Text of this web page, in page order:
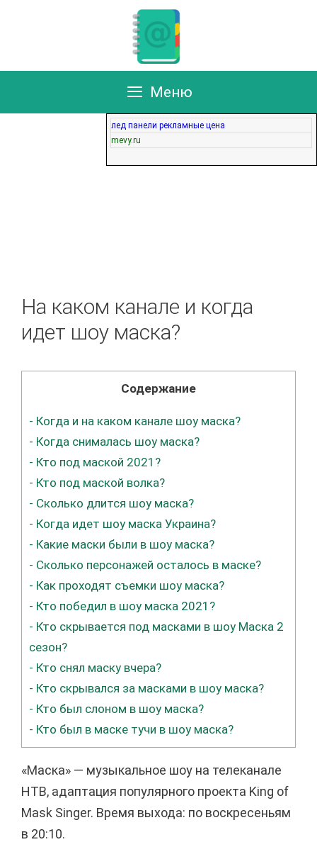
Меню
лед панели рекламные цена
mevy.ru
На каком канале и когда
идет шоу маска?
Содержание
- Когда и на каком канале шоу маска?
- Когда снималась шоу маска?
- Кто под маской 2021?
- Кто под маской волка?
- Сколько длится шоу маска?
- Когда идет шоу маска Украина?
- Какие маски были в шоу маска?
- Сколько персонажей осталось в маске?
- Как проходят съемки шоу маска?
- Кто победил в шоу маска 2021?
- Кто скрывается под масками в шоу Маска 2
сезон?
- Кто снял маску вчера?
- Кто скрывался за масками в шоу маска?
- Кто был слоном в шоу маска?
- Кто был в маске тучи в шоу маска?
«Маска» — музыкальное шоу на телеканале
НТВ, адаптация популярного проекта King of
Mask Singer. Время выхода: по воскресеньям
в 20:10.